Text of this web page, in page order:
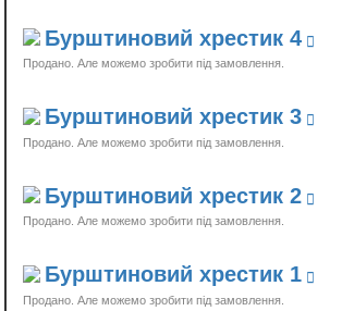
Бурштиновий хрестик 4
Продано
Бурштиновий хрестик 3
Продано
Бурштиновий хрестик 2
Продано
Бурштиновий хрестик 1
Продано